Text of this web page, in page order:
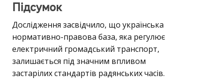
Підсумок
Дослідження засвідчило, що українська
нормативно-правова база, яка регулює
електричний громадський транспорт,
залишається під значним впливом
застарілих стандартів радянських часів.